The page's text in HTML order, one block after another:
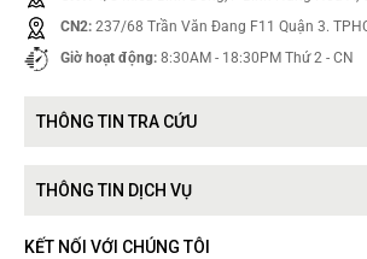
CN2: 237/68 Trần Văn Đang F11 Quận 3.
Giờ hoạt động: 8:30AM - 18:30PM Thứ 2 - CN
THÔNG TIN TRA CỨU
THÔNG TIN DỊCH VỤ
KẾT NỐI VỚI CHÚNG TÔI